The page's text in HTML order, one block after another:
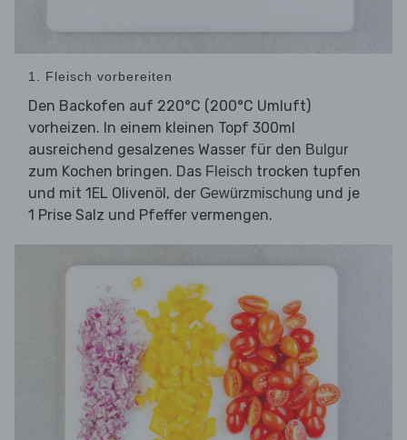
1. Fleisch vorbereiten
Den Backofen auf 220°C (200°C Umluft)
vorheizen. In einem kleinen Topf 300ml
ausreichend gesalzenes Wasser für den Bulgur
zum Kochen bringen. Das Fleisch trocken tupfen
und mit 1EL Olivenöl, der Gewürzmischung und je
1 Prise Salz und Pfeffer vermengen.